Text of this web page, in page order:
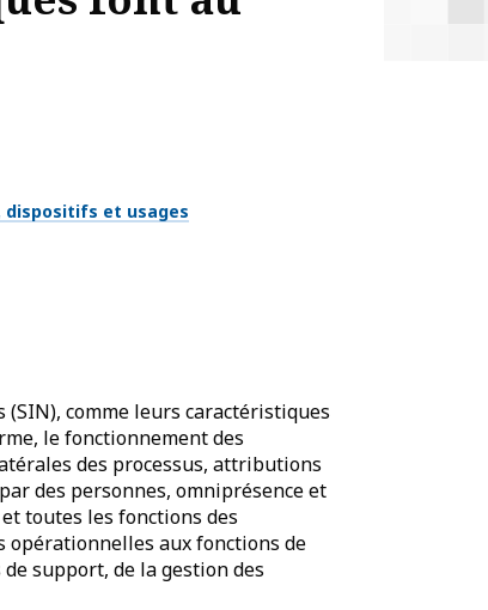
dispositifs et usages
(SIN), comme leurs caractéristiques
le fonctionnement des
des processus, attributions
des personnes, omniprésence et
toutes les fonctions des
opérationnelles aux fonctions de
support, de la gestion des